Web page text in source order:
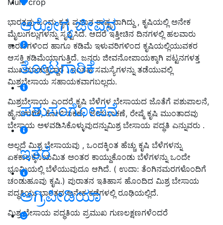
ಆರೋಗ್ಯ ಜೀವನ
ತೋಟಗಾರಿಕೆ
ಪಶುಸಂಗೋಪನೆ
ಇತರೆ
ಅಗ್ರಿಪೀಡಿಯಾ
ಭಾರತವು ಒಂದು ಕೃಷಿ ಪ್ರಧಾನ ರಾಷ್ಟ್ರವಾಗಿದ್ದು , ಕೃಷಿಯಲ್ಲಿ ಅನೇಕ
ಮೈಲುಗಲ್ಲುಗಳನ್ನು ಸೃಷ್ಟಿಸಿದೆ. ಆದರೆ ಇತ್ತೀಚಿನ ದಿನಗಳಲ್ಲಿ ಹಲವಾರು
ಕಾರಣಗಳಿಂದ ಹಾಗೂ ಕಡಿಮೆ ಇಳುವರಿಗಳಿಂದ ಕೃಷಿಯಲ್ಲಿಯುವಕರ
ಆಸಕ್ತಿ ಕಡಿಮೆಯಾಗುತ್ತಿದೆ. ಜನರು ಜೀವನೋಪಾಯಕ್ಕಾಗಿ ಪಟ್ಟನಗಳತ್ತ
ಮುಖಮಾಡುತ್ತಿದ್ದಾರೆ . ಇಂತಹ ಸಮಸ್ಯೆಗಳನ್ನು ತಡೆಯುವಲ್ಲಿ
ಮಿಶ್ರಬೇಸಾಯ ಸಹಾಯಕವಾಗಬಲ್ಲದು.
ಮಿಶ್ರಬೇಸಾಯ ಎಂದರೆ ಕೃಷಿ ಬೆಳೆಗಳ ಬೇಸಾಯದ ಜೊತೆಗೆ ಪಶುಪಾಲನೆ,
ಹೈನುಗಾರಿಕೆ, ಕೋಳಿಸಾಕಣೆ, ಜೇನುಸಾಕಣೆ, ರೇಷ್ಮೆ ಕೃಷಿ ಮುಂತಾದವು
ಬೇಸಾಯ ಅಳವಡಿಸಿಕೊಳ್ಳುವುದನ್ನುಮಿಶ್ರ ಬೇಸಾಯ ಪದ್ಧತಿ ಎನ್ನುವರು .
ಅಲ್ಲದೆ ಮಿಶ್ರ ಬೇಸಾಯವು , ಒಂದಕ್ಕಿಂತ ಹೆಚ್ಚು ಕೃಷಿ ಬೆಳೆಗಳನ್ನು
ಏಕಕಾಲಕ್ಕೆನಿಯಮಿತ ಅಂತರ ಕಾಯ್ದುಕೊಂಡು ಬೆಳೆಗಳನ್ನು ಒಂದೇ
ಭೂಮಿಯಲ್ಲಿ ಬೆಳೆಯುವುದೂ ಆಗಿದೆ. ( ಉದಾ: ತೆಂಗಿನಮರಗಳೊಂದಿಗೆ
ಚಂಡುಹೂವು ಕೃಷಿ.) ಪುರಾತನ ಇತಿಹಾಸ ಹೊಂದಿದ ಮಿಶ್ರ ಬೇಸಾಯ
ಪದ್ಧತಿಯು ಭಾರತದ ಅನೇಕ ಕಡೆಗಳಲ್ಲಿ ರೂಢಿಯಲ್ಲಿದೆ.
ಮಿಶ್ರ ಬೇಸಾಯ ಪದ್ಧತಿಯ ಪ್ರಮುಖ ಗುಣಲಕ್ಷಣಗಳೆಂದರೆ